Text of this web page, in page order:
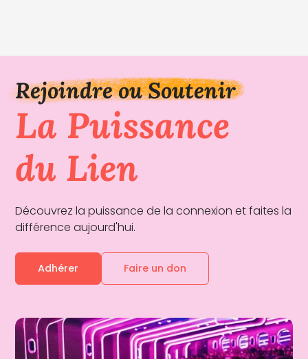
Rejoindre ou Soutenir
La Puissance
du Lien
Découvrez la puissance de la connexion et faites la
différence aujourd'hui.
Adhérer Faire un don